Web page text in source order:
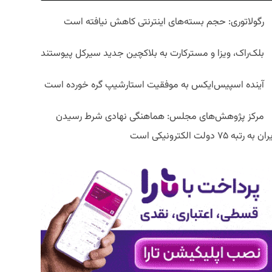
رگولاتوری: حجم بسته‌های اینترنتی کاهش نیافته است
بلک‌راک، ویزا و مسترکارت به بلاکچین جدید سیرکل پیوستند
آینده اسپیس‌ایکس به موفقیت استارشیپ گره خورده است
مرکز پژوهش‌های مجلس: هماهنگی نهادی شرط رسیدن
به رتبه ۷۵ دولت الکترونیکی است